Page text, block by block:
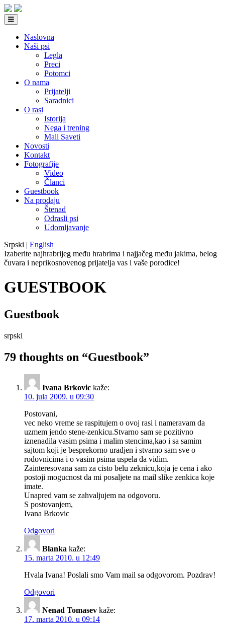
Naslovna
Naši psi
Legla
Preci
Potomci
O nama
Prijatelji
Saradnici
O rasi
Istorija
Nega i trening
Mali Saveti
Novosti
Kontakt
Fotografije
Video
Članci
Guestbook
Na prodaju
Štenad
Odrasli psi
Udomljavanje
Srpski | English
Izaberite najhrabrijeg među hrabrima i najjačeg među jakima, belog
čuvara i neprikosnovenog prijatelja vas i vaše porodice!
GUESTBOOK
Guestbook
srpski
79 thoughts on “Guestbook”
Ivana Brkovic kaže:
10. jula 2009. u 09:30
Postovani,
vec neko vreme se raspitujem o ovoj rasi i nameravam da
uzmem jendo stene-zenkicu.Stvarno sam se pozitivno
iznenadila vasim psima i malim stencima,kao i sa samim
sajtom koji je besprekorno uradjen i stvarno sam sve o
rodovnicima i o vasim psima uspela da vidim.
Zainteresovana sam za cisto belu zeknicu,koja je cena i ako
postoji mogucnost da mi posaljete na mail slike zenkica koje
imate.
Unapred vam se zahvaljujem na odgovoru.
S postovanjem,
Ivana Brkovic
Odgovori
Blanka kaže:
15. marta 2010. u 12:49
Hvala Ivana! Poslali smo Vam mail sa odgovorom. Pozdrav!
Odgovori
Nenad Tomasev kaže:
17. marta 2010. u 09:14